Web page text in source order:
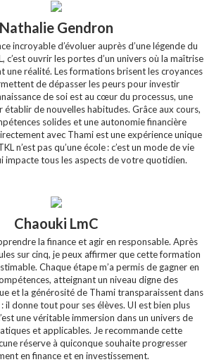
Nathalie Gendron
incroyable d’évoluer auprès d’une légende du
c’est ouvrir les portes d’un univers où la maîtrise
une réalité. Les formations brisent les croyances
de dépasser les peurs pour investir
de soi est au cœur du processus, une
établir de nouvelles habitudes. Grâce aux cours,
solides et une autonomie financière
avec Thami est une expérience unique
n’est pas qu’une école : c’est un mode de vie
impacte tous les aspects de votre quotidien.
Chaouki LmC
la finance et agir en responsable. Après
sur cinq, je peux affirmer que cette formation
Chaque étape m’a permis de gagner en
atteignant un niveau digne des
et la générosité de Thami transparaissent dans
: il donne tout pour ses élèves. UI est bien plus
une véritable immersion dans un univers de
et applicables. Je recommande cette
réserve à quiconque souhaite progresser
en finance et en investissement.